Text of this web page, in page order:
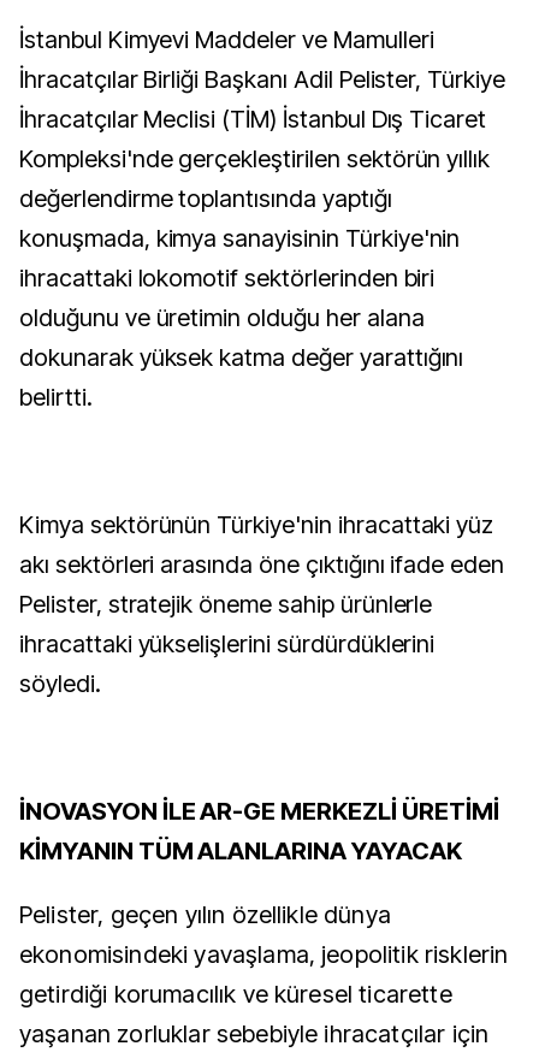
İstanbul Kimyevi Maddeler ve Mamulleri
İhracatçılar Birliği Başkanı Adil Pelister, Türkiye
İhracatçılar Meclisi (TİM) İstanbul Dış Ticaret
Kompleksi'nde gerçekleştirilen sektörün yıllık
değerlendirme toplantısında yaptığı
konuşmada, kimya sanayisinin Türkiye'nin
ihracattaki lokomotif sektörlerinden biri
olduğunu ve üretimin olduğu her alana
dokunarak yüksek katma değer yarattığını
belirtti.
Kimya sektörünün Türkiye'nin ihracattaki yüz
akı sektörleri arasında öne çıktığını ifade eden
Pelister, stratejik öneme sahip ürünlerle
ihracattaki yükselişlerini sürdürdüklerini
söyledi.
İNOVASYON İLE AR-GE MERKEZLİ ÜRETİMİ
KİMYANIN TÜM ALANLARINA YAYACAK
Pelister, geçen yılın özellikle dünya
ekonomisindeki yavaşlama, jeopolitik risklerin
getirdiği korumacılık ve küresel ticarette
yaşanan zorluklar sebebiyle ihracatçılar için